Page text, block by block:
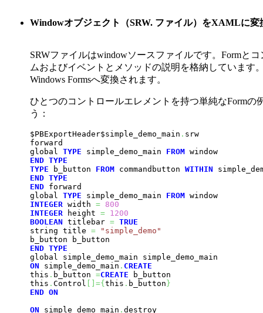
Windowオブジェクト（SRW. ファイル）をXAMLに変
SRWファイルはwindowソースファイルです。Formと
ムおよびイベントとメソッドの説明を格納しています
Windows Formsへ変換されます。
ひとつのコントロールエレメントを持つ単純なFormの
う：
$PBExportHeader$simple_demo_main . srw
forward
global TYPE simple_demo_main FROM
END TYPE
TYPE b_button FROM commandbutton WITHIN
END TYPE
END forward
global TYPE simple_demo_main FROM
INTEGER width = 800
INTEGER height = 1200
BOOLEAN titlebar = TRUE
string title =
"simple_demo"
END TYPE
ON simple_demo_main . CREATE
this . b_button =CREATE b_button
this . Control ={ this . b_button }
END ON
ON simple_demo_main . destroy